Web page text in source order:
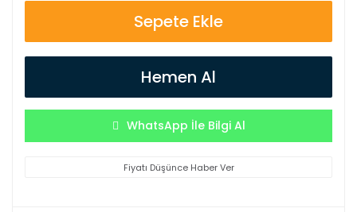
Sepete Ekle
Hemen Al
WhatsApp İle Bilgi Al
Fiyatı Düşünce Haber Ver